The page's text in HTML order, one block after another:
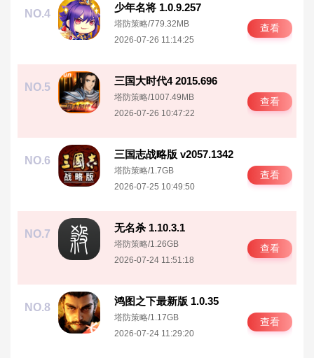
NO.4
少年名将 1.0.9.257
塔防策略/779.32MB
2026-07-26 11:14:25
查看
NO.5
三国大时代4 2015.696
塔防策略/1007.49MB
2026-07-26 10:47:22
查看
NO.6
三国志战略版 v2057.1342
塔防策略/1.7GB
2026-07-25 10:49:50
查看
NO.7
无名杀 1.10.3.1
塔防策略/1.26GB
2026-07-24 11:51:18
查看
NO.8
鸿图之下最新版 1.0.35
塔防策略/1.17GB
2026-07-24 11:29:20
查看